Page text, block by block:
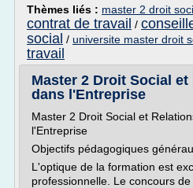
Thèmes liés : master 2 droit
contrat de travail /
social / universite master droit
travail
Master 2 Droit Social
dans l'Entreprise
Master 2 Droit Social et
l'Entreprise
Objectifs pédagogiques
L'optique de la formation est
professionnelle. Le concours